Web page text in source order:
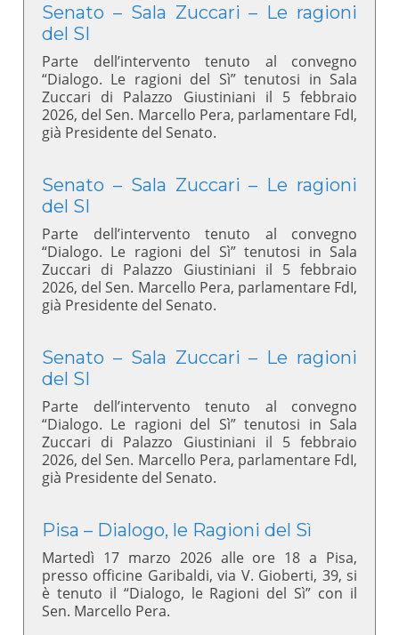
Senato – Sala Zuccari – Le ragioni
del SI
Parte dell’intervento tenuto al convegno
“Dialogo. Le ragioni del Sì” tenutosi in Sala
Zuccari di Palazzo Giustiniani il 5 febbraio
2026, del Sen. Marcello Pera, parlamentare FdI,
già Presidente del Senato.
Senato – Sala Zuccari – Le ragioni
del SI
Parte dell’intervento tenuto al convegno
“Dialogo. Le ragioni del Sì” tenutosi in Sala
Zuccari di Palazzo Giustiniani il 5 febbraio
2026, del Sen. Marcello Pera, parlamentare FdI,
già Presidente del Senato.
Senato – Sala Zuccari – Le ragioni
del SI
Parte dell’intervento tenuto al convegno
“Dialogo. Le ragioni del Sì” tenutosi in Sala
Zuccari di Palazzo Giustiniani il 5 febbraio
2026, del Sen. Marcello Pera, parlamentare FdI,
già Presidente del Senato.
Pisa – Dialogo, le Ragioni del Sì
Martedì 17 marzo 2026 alle ore 18 a Pisa,
presso officine Garibaldi, via V. Gioberti, 39, si
è tenuto il “Dialogo, le Ragioni del Sì” con il
Sen. Marcello Pera.